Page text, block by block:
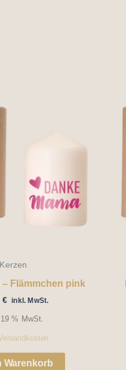
Kerzen
– Flämmchen pink
€ inkl. MwSt.
% MwSt.
Warenkorb